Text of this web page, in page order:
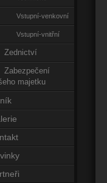
Vstupní-venkovní
Vstupní-vnitřní
Zednictví
Zabezpečení
majetku